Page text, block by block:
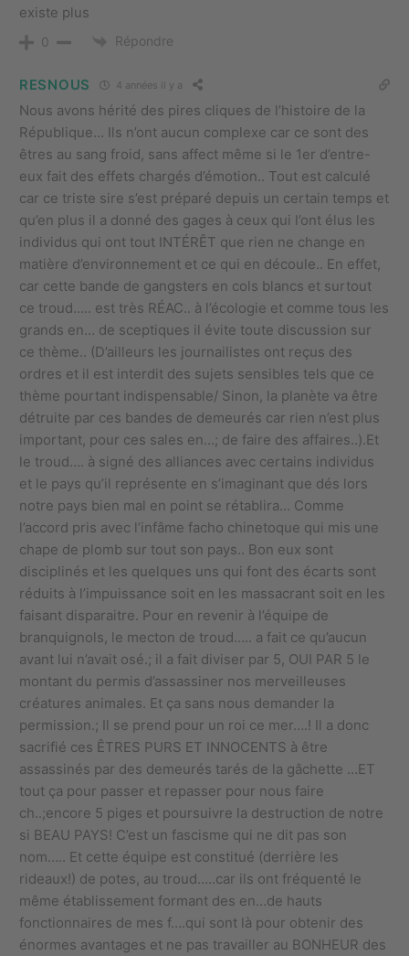
existe plus
0 Répondre
RESNOUS 4 années il y a
Nous avons hérité des pires cliques de l’histoire de la
République… Ils n’ont aucun complexe car ce sont des
êtres au sang froid, sans affect même si le 1er d’entre-
eux fait des effets chargés d’émotion.. Tout est calculé
car ce triste sire s’est préparé depuis un certain temps et
qu’en plus il a donné des gages à ceux qui l’ont élus les
individus qui ont tout INTÉRÊT que rien ne change en
matière d’environnement et ce qui en découle.. En effet,
car cette bande de gangsters en cols blancs et surtout
ce troud….. est très RÉAC.. à l’écologie et comme tous les
grands en… de sceptiques il évite toute discussion sur
ce thème.. (D’ailleurs les journailistes ont reçus des
ordres et il est interdit des sujets sensibles tels que ce
thème pourtant indispensable/ Sinon, la planète va être
détruite par ces bandes de demeurés car rien n’est plus
important, pour ces sales en…; de faire des affaires..).Et
le troud…. à signé des alliances avec certains individus
et le pays qu’il représente en s’imaginant que dés lors
notre pays bien mal en point se rétablira… Comme
l’accord pris avec l’infâme facho chinetoque qui mis une
chape de plomb sur tout son pays.. Bon eux sont
disciplinés et les quelques uns qui font des écarts sont
réduits à l’impuissance soit en les massacrant soit en les
faisant disparaitre. Pour en revenir à l’équipe de
branquignols, le mecton de troud….. a fait ce qu’aucun
avant lui n’avait osé.; il a fait diviser par 5, OUI PAR 5 le
montant du permis d’assassiner nos merveilleuses
créatures animales. Et ça sans nous demander la
permission.; Il se prend pour un roi ce mer….! Il a donc
sacrifié ces ÊTRES PURS ET INNOCENTS à être
assassinés par des demeurés tarés de la gâchette …ET
tout ça pour passer et repasser pour nous faire
ch..;encore 5 piges et poursuivre la destruction de notre
si BEAU PAYS! C’est un fascisme qui ne dit pas son
nom….. Et cette équipe est constitué (derrière les
rideaux!) de potes, au troud…..car ils ont fréquenté le
même établissement formant des en…de hauts
fonctionnaires de mes f….qui sont là pour obtenir des
énormes avantages et ne pas travailler au BONHEUR des